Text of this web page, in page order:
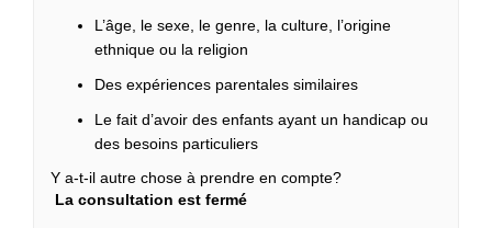
L’âge, le sexe, le genre, la culture, l’origine
ethnique ou la religion
Des expériences parentales similaires
Le fait d’avoir des enfants ayant un handicap ou
des besoins particuliers
Y a-t-il autre chose à prendre en compte?
La consultation est fermé